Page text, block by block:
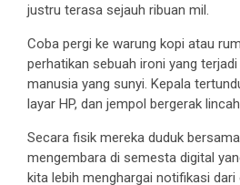
justru terasa sejauh ribuan mil.
Coba pergi ke warung kopi atau
perhatikan sebuah ironi yang
manusia yang sunyi. Kepala
layar HP, dan jempol bergerak
Secara fisik mereka duduk
mengembara di semesta digital
kita lebih menghargai notifikasi dari